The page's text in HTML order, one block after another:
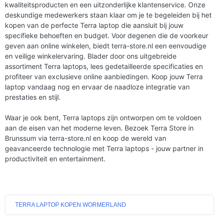
kwaliteitsproducten en een uitzonderlijke klantenservice. Onze
deskundige medewerkers staan klaar om je te begeleiden bij het
kopen van de perfecte Terra laptop die aansluit bij jouw
specifieke behoeften en budget. Voor degenen die de voorkeur
geven aan online winkelen, biedt terra-store.nl een eenvoudige
en veilige winkelervaring. Blader door ons uitgebreide
assortiment Terra laptops, lees gedetailleerde specificaties en
profiteer van exclusieve online aanbiedingen. Koop jouw Terra
laptop vandaag nog en ervaar de naadloze integratie van
prestaties en stijl.
Waar je ook bent, Terra laptops zijn ontworpen om te voldoen
aan de eisen van het moderne leven. Bezoek Terra Store in
Brunssum via terra-store.nl en koop de wereld van
geavanceerde technologie met Terra laptops - jouw partner in
productiviteit en entertainment.
TERRA LAPTOP KOPEN WORMERLAND